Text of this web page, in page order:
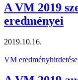
A VM 2019
eredményei
2019.10.16.
VM